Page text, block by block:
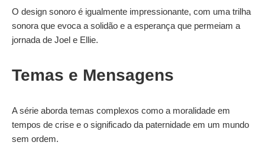
O design sonoro é igualmente impressionante, com uma trilha
sonora que evoca a solidão e a esperança que permeiam a
jornada de Joel e Ellie.
Temas e Mensagens
A série aborda temas complexos como a moralidade em
tempos de crise e o significado da paternidade em um mundo
sem ordem.